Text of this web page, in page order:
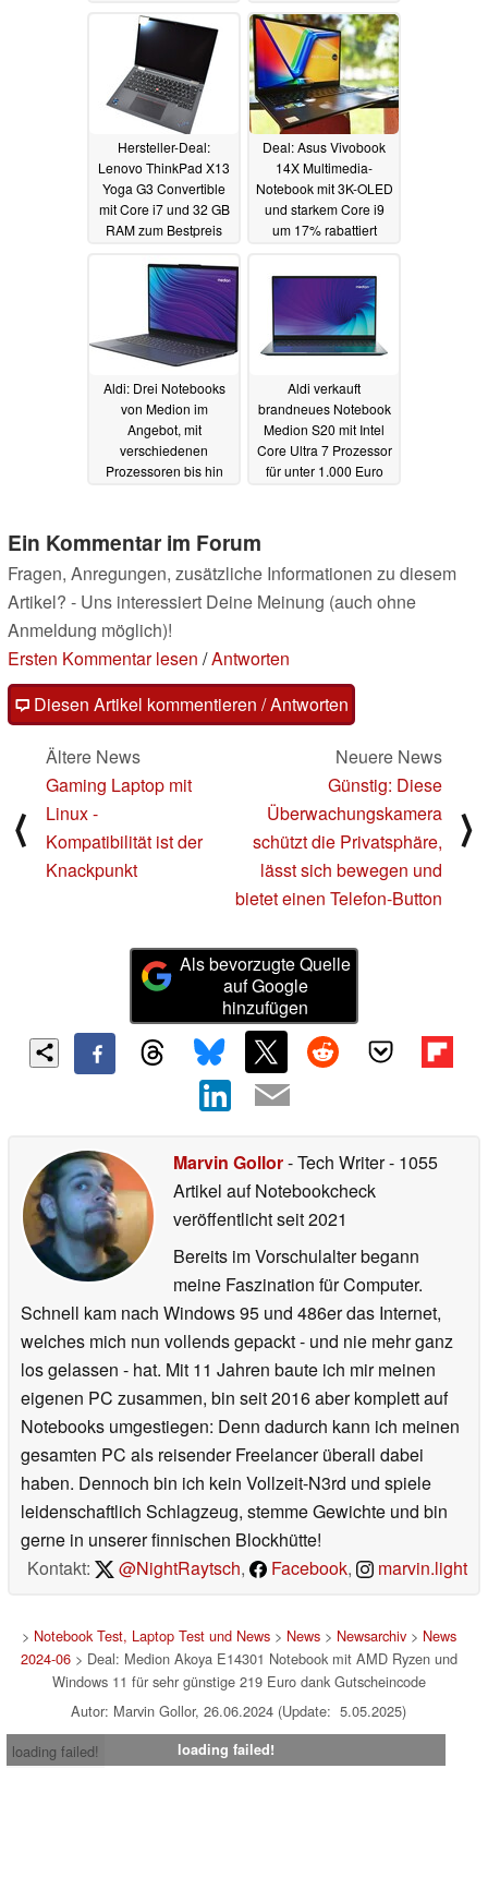
25.06.2024
Hersteller-Deal:
Lenovo ThinkPad X13
Yoga G3 Convertible
mit Core i7 und 32 GB
RAM zum Bestpreis
Deal: Asus Vivobook
14X Multimedia-
Notebook mit 3K-OLED
und starkem Core i9
um 17% rabattiert
Aldi: Drei Notebooks
von Medion im
Angebot, mit
verschiedenen
Prozessoren bis hin
Aldi verkauft
brandneues Notebook
Medion S20 mit Intel
Core Ultra 7 Prozessor
für unter 1.000 Euro
Ein Kommentar im Forum
Fragen, Anregungen, zusätzliche Informationen zu diesem
Artikel? - Uns interessiert Deine Meinung (auch ohne
Anmeldung möglich)!
Ersten Kommentar lesen /Antworten
Diesen Artikel kommentieren / Antworten
⟨
Ältere News
Gaming Laptop mit
Linux -
Kompatibilität ist der
Knackpunkt
Neuere News
Günstig: Diese
Überwachungskamera
schützt die Privatsphäre,
lässt sich bewegen und
bietet einen Telefon-Button
⟩
Als bevorzugte Quelle
auf Google
hinzufügen
Marvin Gollor- Tech Writer- 1055
Artikel auf Notebookcheck
veröffentlichtseit 2021
Bereits im Vorschulalter begann
meine Faszination für Computer.
Schnell kam nach Windows 95 und 486er das Internet,
welches mich nun vollends gepackt - und nie mehr ganz
los gelassen - hat. Mit 11 Jahren baute ich mir meinen
eigenen PC zusammen, bin seit 2016 aber komplett auf
Notebooks umgestiegen: Denn dadurch kann ich meinen
gesamten PC als reisender Freelancer überall dabei
haben. Dennoch bin ich kein Vollzeit-N3rd und spiele
leidenschaftlich Schlagzeug, stemme Gewichte und bin
gerne in unserer finnischen Blockhütte!
Kontakt:
@NightRaytsch, Facebook, marvin.light
> Notebook Test, Laptop Test und News> News> Newsarchiv> News
2024-06> Deal: Medion Akoya E14301 Notebook mit AMD Ryzen und
Windows 11 für sehr günstige 219 Euro dank Gutscheincode
Autor: Marvin Gollor, 26.06.2024 (Update: 5.05.2025)
loading failed!
loading failed!